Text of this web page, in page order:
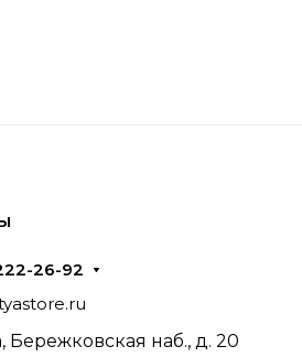
26-92
Бережковская наб., д. 20